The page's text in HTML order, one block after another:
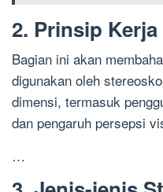
2. Prinsip
Bagian ini akan
digunakan oleh
dimensi, termasuk
dan pengaruh persepsi
…